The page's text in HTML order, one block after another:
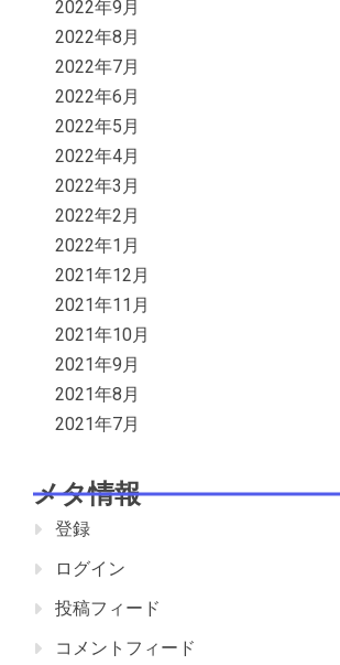
2022年9月
2022年8月
2022年7月
2022年6月
2022年5月
2022年4月
2022年3月
2022年2月
2022年1月
2021年12月
2021年11月
2021年10月
2021年9月
2021年8月
2021年7月
メタ情報
登録
ログイン
投稿フィード
コメントフィード